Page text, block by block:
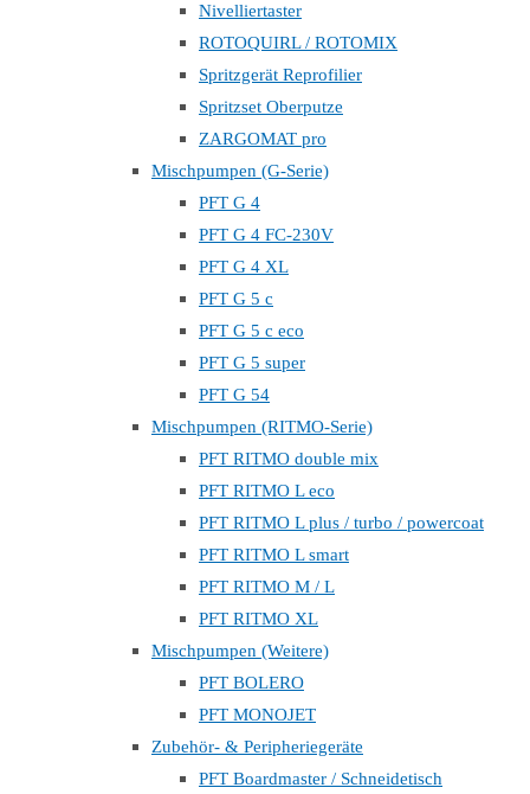
Nivelliertaster
ROTOQUIRL / ROTOMIX
Spritzgerät Reprofilier
Spritzset Oberputze
ZARGOMAT pro
Mischpumpen (G-Serie)
PFT G 4
PFT G 4 FC-230V
PFT G 4 XL
PFT G 5 c
PFT G 5 c eco
PFT G 5 super
PFT G 54
Mischpumpen (RITMO-Serie)
PFT RITMO double mix
PFT RITMO L eco
PFT RITMO L plus / turbo / powercoat
PFT RITMO L smart
PFT RITMO M / L
PFT RITMO XL
Mischpumpen (Weitere)
PFT BOLERO
PFT MONOJET
Zubehör- & Peripheriegeräte
PFT Boardmaster / Schneidetisch